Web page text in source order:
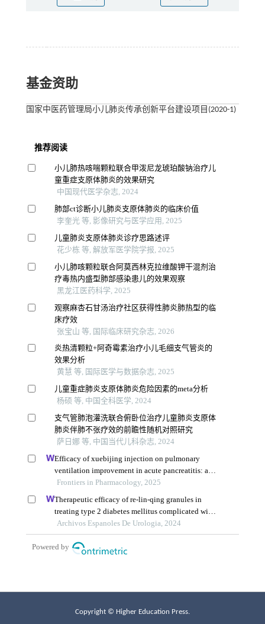
基金资助
国家中医药管理局小儿肺炎传承创新平台建设项目(2020-1)
Copyright © Higher Education Press.